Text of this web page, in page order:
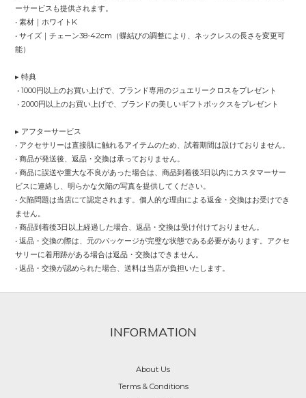
ーサービスも提供されます。
• 素材｜ホワイトK
• サイズ｜チェーン38-42cm（蝶結びの調整により、ネックレスの長さを変更可
能）
▸ 特典
• 1000円以上のお買い上げで、ブランド専用のジュエリークロスをプレゼント
• 2000円以上のお買い上げで、ブランドの美しいギフトボックスをプレゼント
▸ アフターサービス
• アクセサリーは直接肌に触れるアイテムのため、試着期間は設けておりません。
• 商品が発送後、返品・交換は承っておりません。
• 商品に誤送や重大な不良があった場合は、商品到着後3日以内にカスタマーサー
ビスに連絡し、明らかな欠陥の写真を提供してください。
• 欠陥問題は当店にて認定されます。個人的な理由による返金・交換はお受けでき
ません。
• 商品到着後3日以上経過した場合、返品・交換は受け付けておりません。
• 返品・交換の際は、元のパッケージが完璧な状態である必要があります。アクセ
サリーに着用跡がある場合は返品・交換はできません。
• 返品・交換が認められた場合、送料は当店が負担いたします。
INFORMATION
About Us
Terms & Conditions